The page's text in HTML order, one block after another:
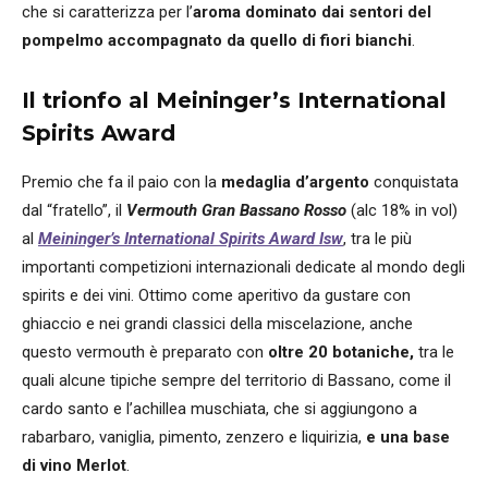
che si caratterizza per l’aroma dominato dai sentori del
pompelmo accompagnato da quello di fiori bianchi.
Il trionfo al Meininger’s International
Spirits Award
Premio che fa il paio con la medaglia d’argento conquistata
dal “fratello”, il Vermouth Gran Bassano Rosso (alc 18% in vol)
al Meininger’s International Spirits Award Isw, tra le più
importanti competizioni internazionali dedicate al mondo degli
spirits e dei vini. Ottimo come aperitivo da gustare con
ghiaccio e nei grandi classici della miscelazione, anche
questo vermouth è preparato con oltre 20 botaniche, tra le
quali alcune tipiche sempre del territorio di Bassano, come il
cardo santo e l’achillea muschiata, che si aggiungono a
rabarbaro, vaniglia, pimento, zenzero e liquirizia, e una base
di vino Merlot.